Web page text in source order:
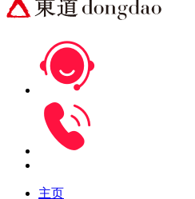
主页